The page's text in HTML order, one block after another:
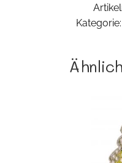
Kategorie: